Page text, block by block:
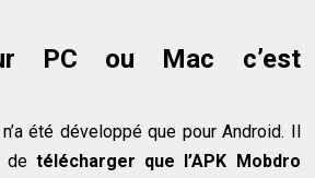
PC ou Mac c’est
été développé que pour Android. Il
detélécharger que l’APK Mobdro